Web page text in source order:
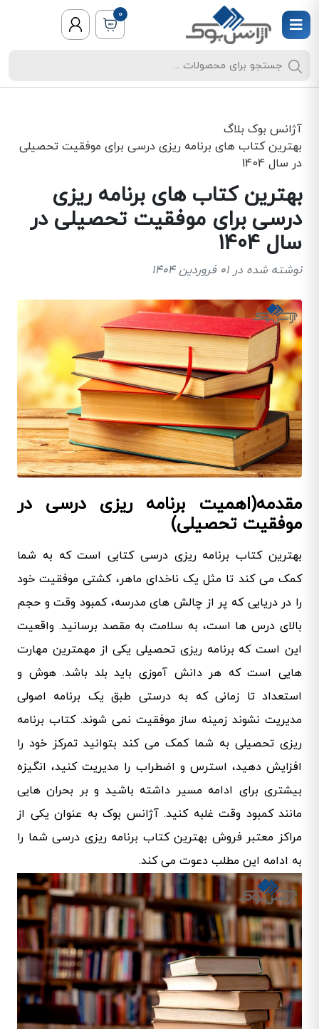
0
آژانس بوک بلاگ
بهترین کتاب های برنامه ریزی درسی برای موفقیت تحصیلی
در سال 1404
بهترین کتاب های برنامه ریزی
درسی برای موفقیت تحصیلی در
سال 1404
نوشته شده در 01 فروردین 1404
مقدمه(اهمیت برنامه ریزی درسی در
موفقیت تحصیلی)
بهترین کتاب برنامه ریزی درسی کتابی است که به شما
کمک می کند تا مثل یک ناخدای ماهر، کشتی موفقیت خود
را در دریایی که پر از چالش های مدرسه، کمبود وقت و حجم
بالای درس ها است، به سلامت به مقصد برسانید. واقعیت
این است که برنامه ریزی تحصیلی یکی از مهمترین مهارت
هایی است که هر دانش آموزی باید بلد باشد. هوش و
استعداد تا زمانی که به درستی طبق یک برنامه اصولی
مدیریت نشوند زمینه ساز موفقیت نمی شوند. کتاب برنامه
ریزی تحصیلی به شما کمک می کند بتوانید تمرکز خود را
افزایش دهید، استرس و اضطراب را مدیریت کنید، انگیزه
بیشتری برای ادامه مسیر داشته باشید و بر بحران هایی
مانند کمبود وقت غلبه کنید. آژانس بوک به عنوان یکی از
مراکز معتبر فروش بهترین کتاب برنامه ریزی درسی شما را
به ادامه این مطلب دعوت می کند.